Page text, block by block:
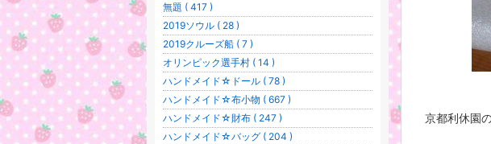
京都利休園
無題 ( 417 )
2019ソウル ( 28 )
2019クルーズ船 ( 7 )
オリンピック選手村 ( 14 )
ハンドメイド☆ドール ( 78 )
ハンドメイド☆布小物 ( 667 )
ハンドメイド☆財布 ( 247 )
ハンドメイド☆バッグ ( 204 )